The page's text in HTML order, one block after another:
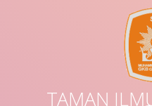
TAMAN